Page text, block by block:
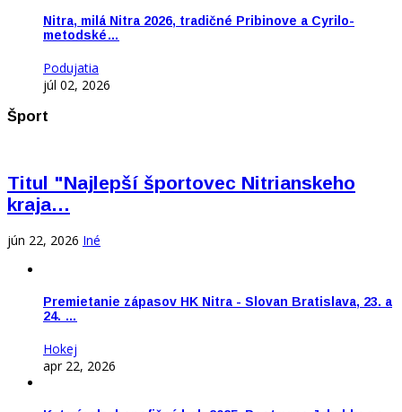
Nitra, milá Nitra 2026, tradičné Pribinove a Cyrilo-
metodské…
Podujatia
júl 02, 2026
Šport
Titul "Najlepší športovec Nitrianskeho
kraja…
jún 22, 2026 Iné
Premietanie zápasov HK Nitra - Slovan Bratislava, 23. a
24. …
Hokej
apr 22, 2026